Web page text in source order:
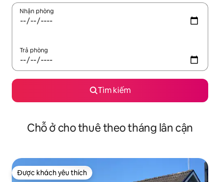
Nhận phòng
Trả phòng
Tìm kiếm
Chỗ ở cho thuê theo tháng lân cận
Được khách yêu thích
Được khách yêu thích